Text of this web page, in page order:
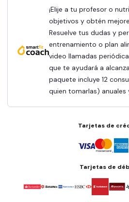
¡Elije a tu profesor o nutriólogo, establece tus
objetivos y obtén
Resuelve tus dudas y
entrenamiento o plan
video llamadas
que te ayudará a
paquete incluye 12
quien tomarlas) anuales
Tarjetas de
Tarjetas de